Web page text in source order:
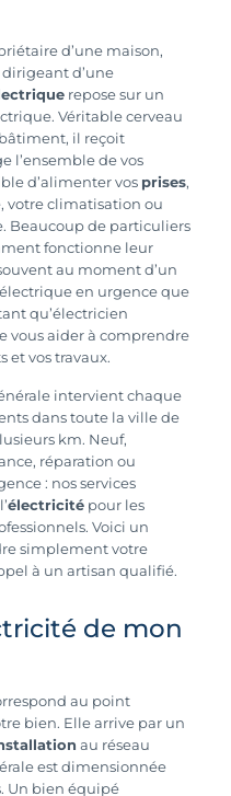
d’une maison,
d’une
repose sur un
Véritable cerveau
il reçoit
l’ensemble de vos
d’alimenter vos prises,
votre climatisation ou
Beaucoup de particuliers
fonctionne leur
au moment d’un
en urgence que
qu’électricien
vous aider à comprendre
et vos travaux.
intervient chaque
dans toute la ville de
km. Neuf,
réparation ou
: nos services
électricité pour les
Voici un
simplement votre
à un artisan qualifié.
de mon
au point
bien. Elle arrive par un
au réseau
est dimensionnée
Un bien équipé